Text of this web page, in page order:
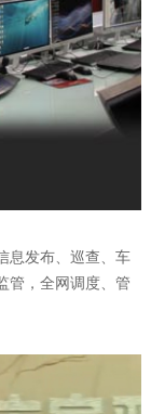
”到“动态
队核心信
息发布、巡查、车
管，全网调度、管